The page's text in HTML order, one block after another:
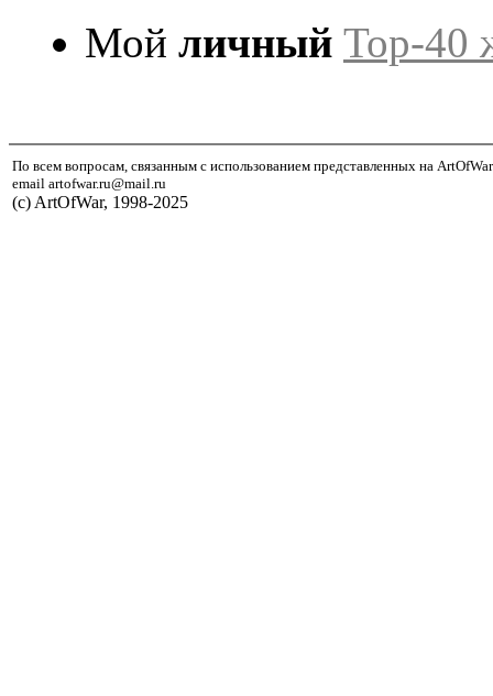
Мой личный Top-40
По всем вопросам, связанным с использованием представленных на
email artofwar.ru@mail.ru
(с) ArtOfWar, 1998-2025